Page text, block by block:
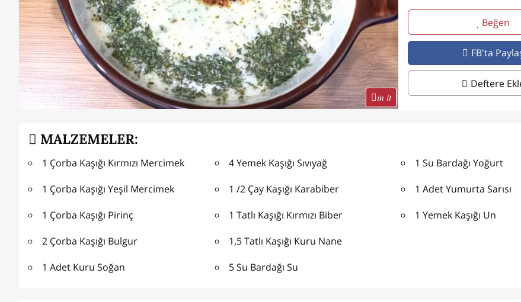
in it
Beğen
FB'ta
Deftere
MALZEMELER:
1 Çorba Kaşığı Kırmızı Mercimek
1 Çorba Kaşığı Yeşil Mercimek
1 Çorba Kaşığı Pirinç
2 Çorba Kaşığı Bulgur
1 Adet Kuru Soğan
4 Yemek Kaşığı Sıvıyağ
1 /2 Çay Kaşığı Karabiber
1 Tatlı Kaşığı Kırmızı Biber
1,5 Tatlı Kaşığı Kuru Nane
5 Su Bardağı Su
1 Su Bardağı Yoğurt
1 Adet Yumurta Sarısı
1 Yemek Kaşığı Un